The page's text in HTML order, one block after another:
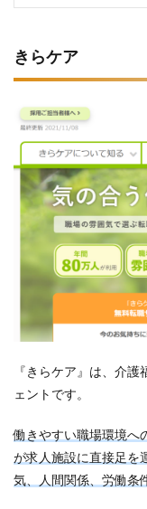
きらケア
『きらケア』は、介
ェントです。
働きやすい職場環境へ
が求人施設に直接足を
気、人間関係、労働条